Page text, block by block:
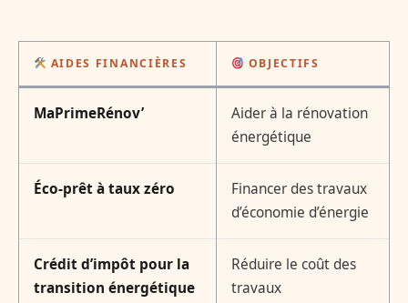
AIDES FINANCIÈRES OBJECTIFS
MaPrimeRénov’
Aider à la rénovation
énergétique
Éco-prêt à taux zéro
Financer des travaux
d’économie d’énergie
Crédit d’impôt pour la
transition énergétique
Réduire le coût des
travaux